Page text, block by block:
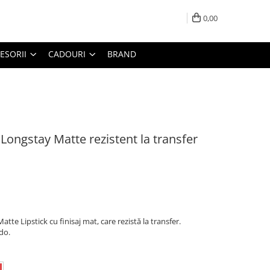
0,00
CADOURI BRAND
Matte rezistent la transfer
Lipstick cu finisaj mat, care rezistă la transfer.